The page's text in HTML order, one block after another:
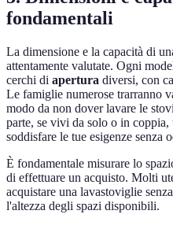
fondamentali
La dimensione e la capacità di
attentamente valutate. Ogni
cerchi di apertura diversi, con
Le famiglie numerose trarranno
modo da non dover lavare le
parte, se vivi da solo o in
soddisfare le tue esigenze senza
È fondamentale misurare lo
di effettuare un acquisto. Molti
acquistare una lavastoviglie
l'altezza degli spazi disponibili.